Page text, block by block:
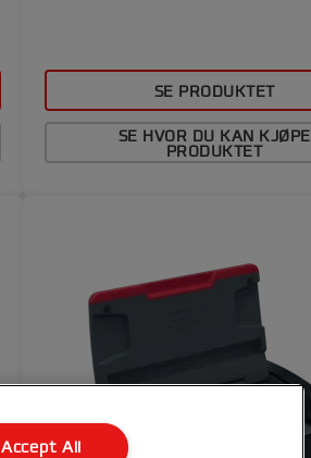
SE PRODUKTET
SE HVOR DU KAN KJØPE
PRODUKTET
Accept All